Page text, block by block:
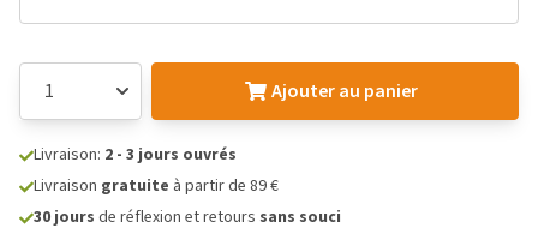
Ajouter au panier
Livraison: 2 - 3 jours ouvrés
Livraison gratuite à partir de 89 €
30 jours de réflexion et retours sans souci